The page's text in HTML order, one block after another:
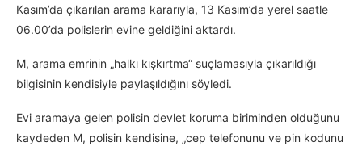
Kasım’da çıkarılan arama kararıyla, 13 Kasım’da yerel saatle
06.00’da polislerin evine geldiğini aktardı.
M, arama emrinin „halkı kışkırtma“ suçlamasıyla çıkarıldığı
bilgisinin kendisiyle paylaşıldığını söyledi.
Evi aramaya gelen polisin devlet koruma biriminden olduğunu
kaydeden M, polisin kendisine, „cep telefonunu ve pin kodunu